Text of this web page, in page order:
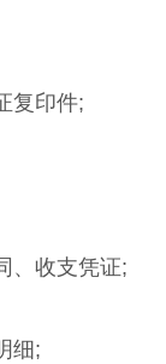
复印件;
、收支凭证;
细;